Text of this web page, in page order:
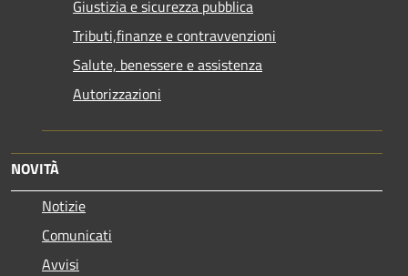
Giustizia e sicurezza pubblica
Tributi,finanze e contravvenzioni
Salute, benessere e assistenza
Autorizzazioni
NOVITÀ
Notizie
Comunicati
Avvisi